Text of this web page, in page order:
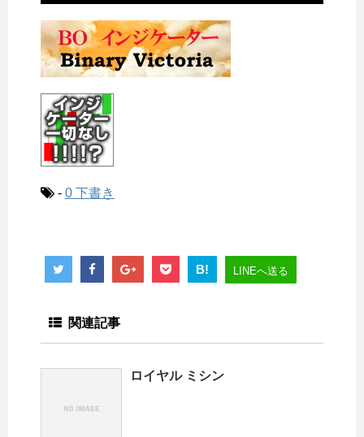
- 0 下書き
B! LINEへ送る
関連記事
ロイヤル ミシン